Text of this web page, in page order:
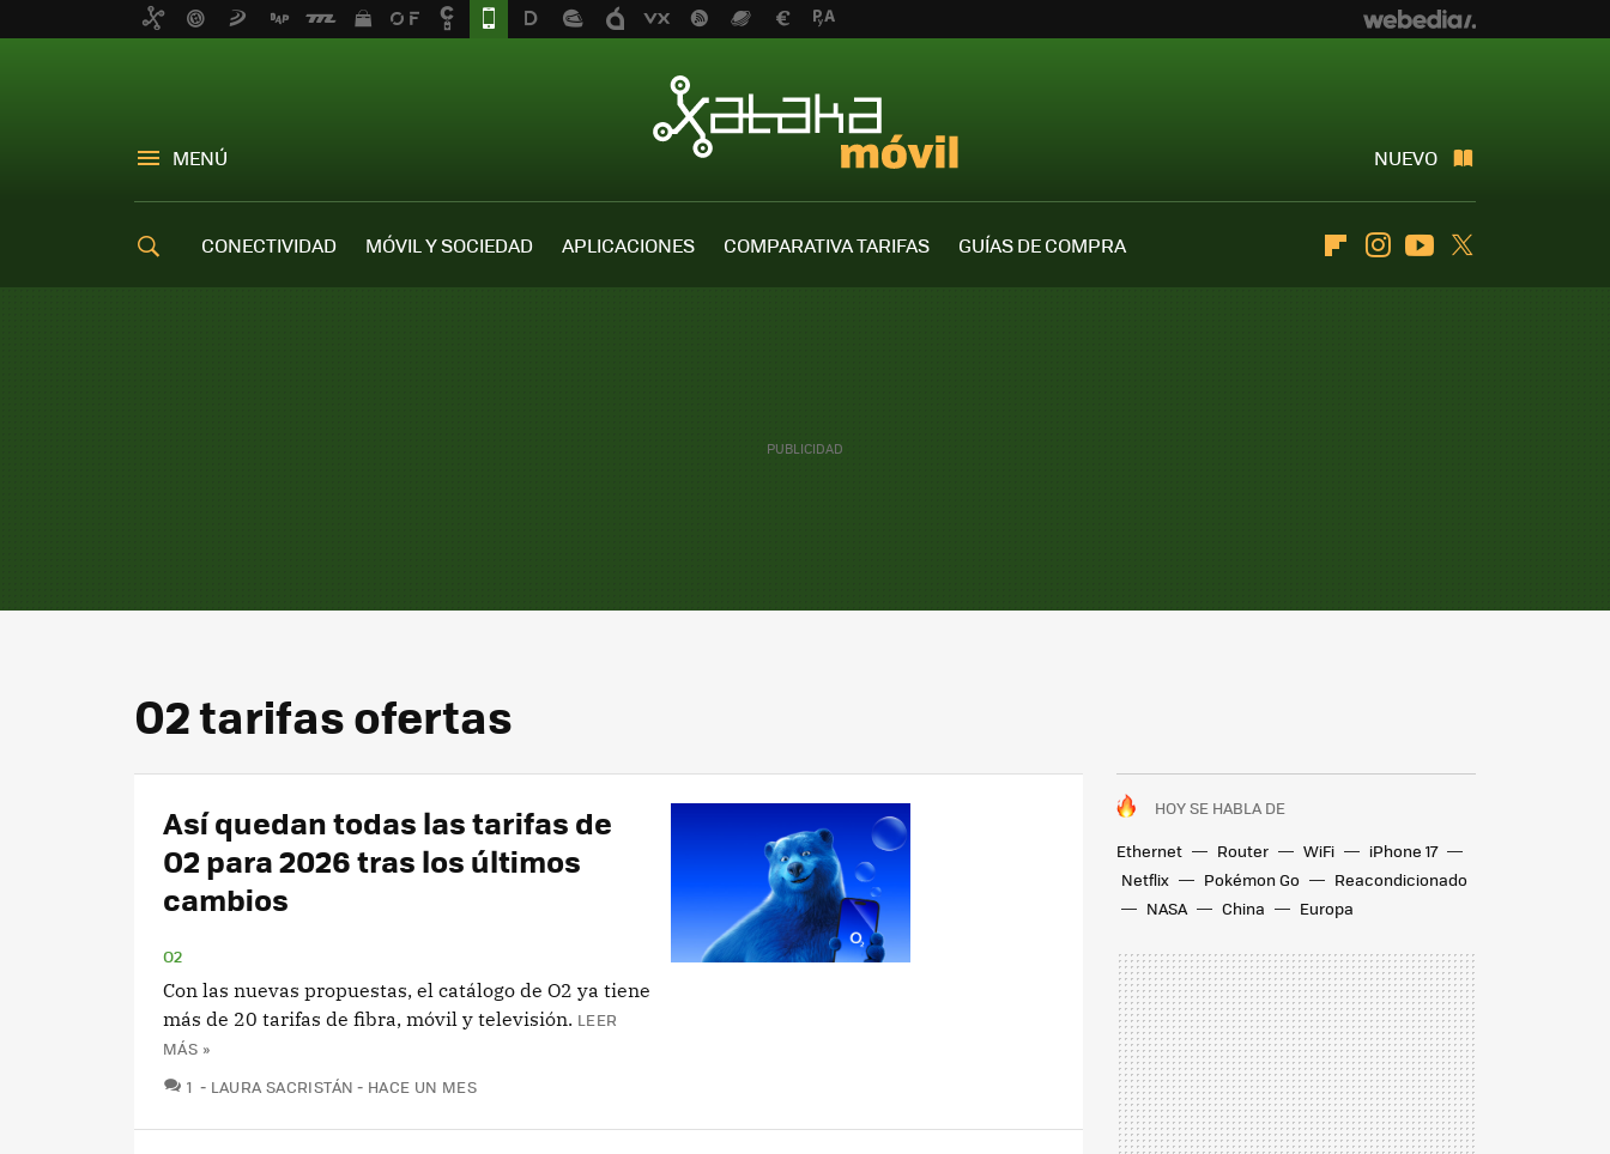
MENÚ NUEVO
CONECTIVIDAD MÓVIL Y SOCIEDAD APLICACIONES COMPARATIVA TARIFAS
GUÍAS DE COMPRA
FlipboardInstagramYoutube
O2 tarifas ofertas
HOY SE HABLA DE
Ethernet
Router WiFi
iPhone 17
Netflix
Pokémon Go
Reacondicionado
NASA
China Europa
Así quedan todas las tarifas de
O2 para 2026 tras los últimos
cambios
O2
Con las nuevas propuestas, el catálogo de O2 ya tiene
más de 20 tarifas de fibra, móvil y televisión. LEER
MÁS »
1 COMENTARIOS
LAURA SACRISTÁN HACE UN MES